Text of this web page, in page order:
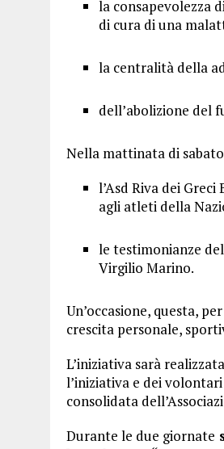
la consapevolezza
di cura di una
la centralità della
dell’abolizione del
Nella mattinata di
l’Asd Riva dei
agli atleti della
le testimonianze
Virgilio Marino.
Un’occasione, questa,
crescita personale,
L’iniziativa sarà
l’iniziativa e dei
consolidata
Durante le due giornate